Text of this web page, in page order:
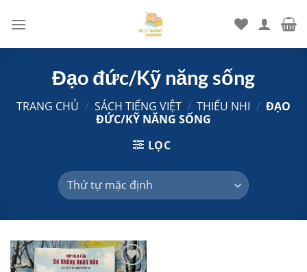
đến
Đạo đức/Kỹ năng sống
TRANG CHỦ / SÁCH TIẾNG VIỆT / THIẾU NHI / ĐẠO
ĐỨC/KỸ NĂNG SỐNG
LỌC